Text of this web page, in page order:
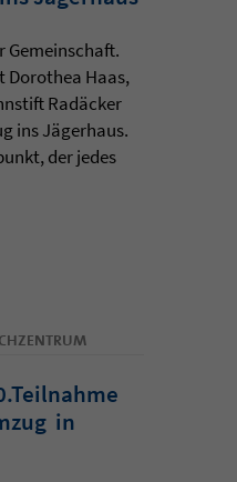
Gemeinschaft.
Dorothea Haas,
Radäcker
ins Jägerhaus.
der jedes
in